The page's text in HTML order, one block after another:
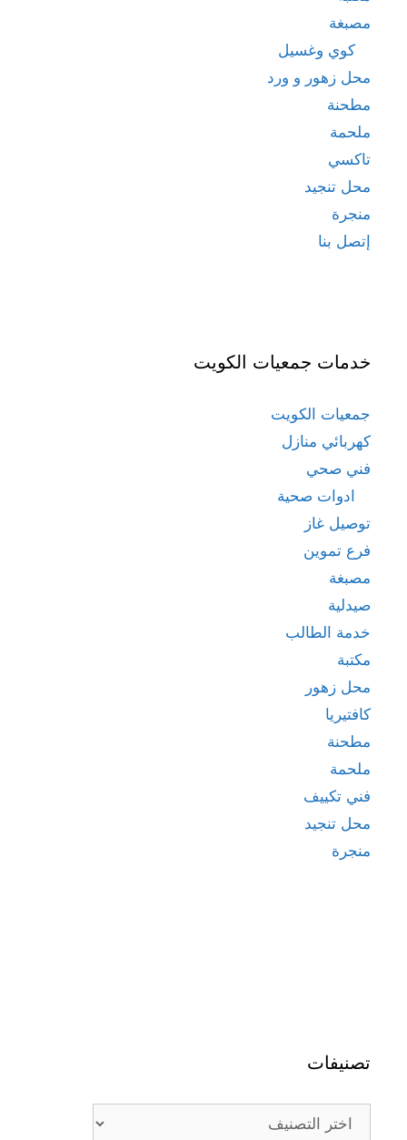
مصبغة
كوي وغسيل
محل زهور و ورد
مطحنة
ملحمة
تاكسي
محل تنجيد
منجرة
إتصل بنا
خدمات جمعيات الكويت
جمعيات الكويت
كهربائي منازل
فني صحي
ادوات صحية
توصيل غاز
فرع تموين
مصبغة
صيدلية
خدمة الطالب
مكتبة
محل زهور
كافتيريا
مطحنة
ملحمة
فني تكييف
محل تنجيد
منجرة
تصنيفات
تصنيفات